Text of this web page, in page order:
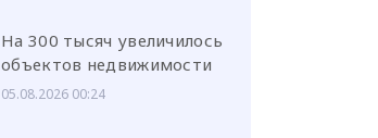
На 300 тысяч увеличилось
объектов недвижимости
05.08.2026 00:24